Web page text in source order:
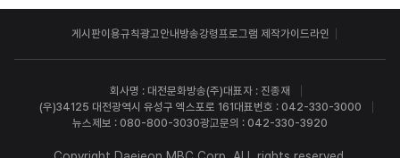
게시판이용규칙광고안내방송강령프로그램 제작가이드라인
회사명 : 대전문화방송(주)대표자 : 진종재
(우)34125 대전광역시 유성구 엑스포로 161대표번호 : 042-330-3000
뉴스제보 : 080-800-3030광고문의 : 042-330-3920